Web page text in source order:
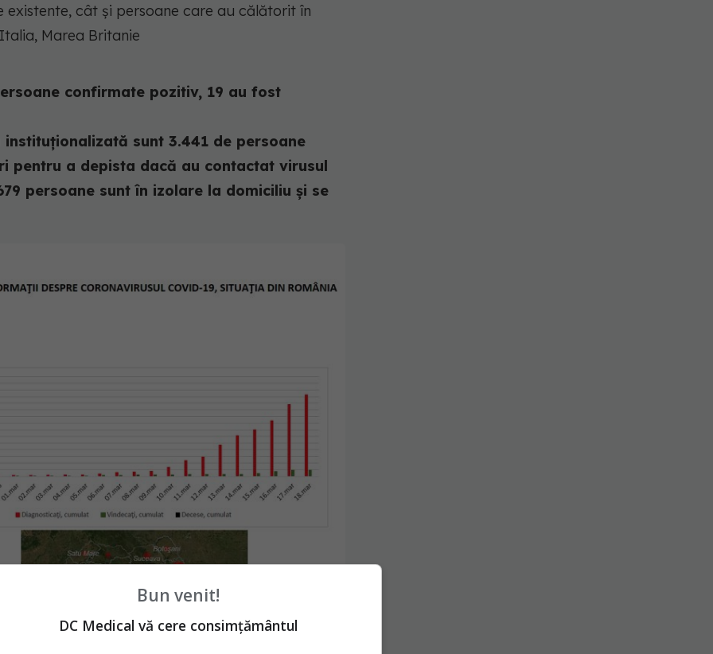
cât și persoane care au călătorit în
Marea Britanie
confirmate pozitiv, 19 au fost
sunt 3.441 de persoane
pentru a depista dacă au contactat virusul
persoane sunt în izolare la domiciliu și se
Bun venit!
DC Medical vă cere consimțământul